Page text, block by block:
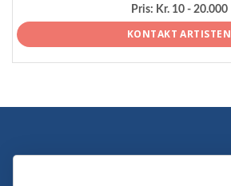
Pris: Kr. 10 - 20.000
KONTAKT ARTISTEN